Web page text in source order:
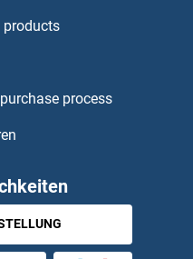
products
process